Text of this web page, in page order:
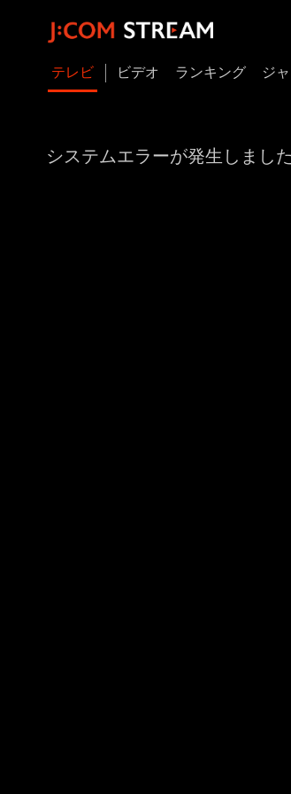
テレビ ビデオ ランキング ジ
システムエラーが発生しまし